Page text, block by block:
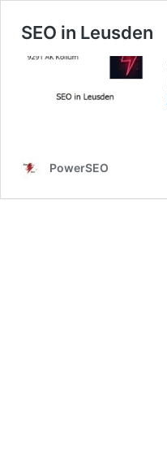
SEO in Leusden
PowerSEO